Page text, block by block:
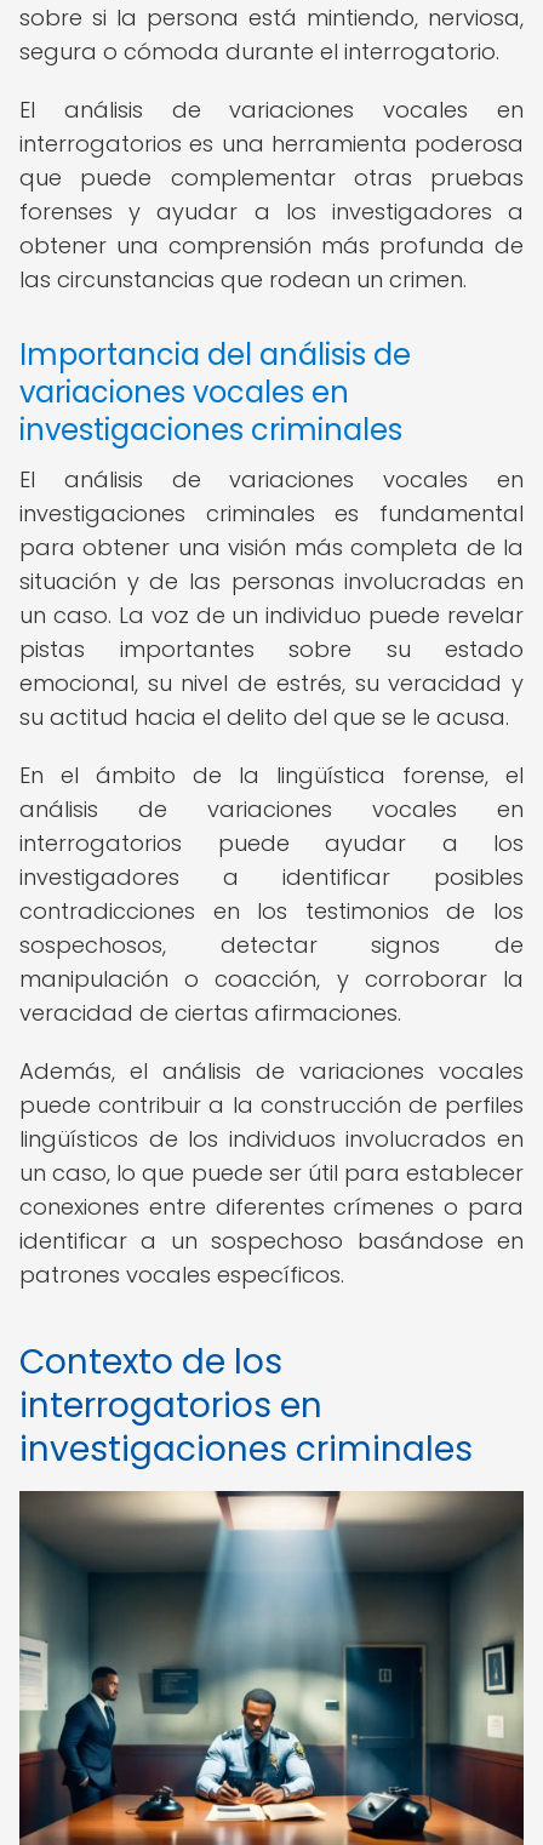
sobre si la persona está mintiendo, nerviosa,
segura o cómoda durante el interrogatorio.
El análisis de variaciones vocales en
interrogatorios es una herramienta poderosa
que puede complementar otras pruebas
forenses y ayudar a los investigadores a
obtener una comprensión más profunda de
las circunstancias que rodean un crimen.
Importancia del análisis de
variaciones vocales en
investigaciones criminales
El análisis de variaciones vocales en
investigaciones criminales es fundamental
para obtener una visión más completa de la
situación y de las personas involucradas en
un caso. La voz de un individuo puede revelar
pistas importantes sobre su estado
emocional, su nivel de estrés, su veracidad y
su actitud hacia el delito del que se le acusa.
En el ámbito de la lingüística forense, el
análisis de variaciones vocales en
interrogatorios puede ayudar a los
investigadores a identificar posibles
contradicciones en los testimonios de los
sospechosos, detectar signos de
manipulación o coacción, y corroborar la
veracidad de ciertas afirmaciones.
Además, el análisis de variaciones vocales
puede contribuir a la construcción de perfiles
lingüísticos de los individuos involucrados en
un caso, lo que puede ser útil para establecer
conexiones entre diferentes crímenes o para
identificar a un sospechoso basándose en
patrones vocales específicos.
Contexto de los
interrogatorios en
investigaciones criminales